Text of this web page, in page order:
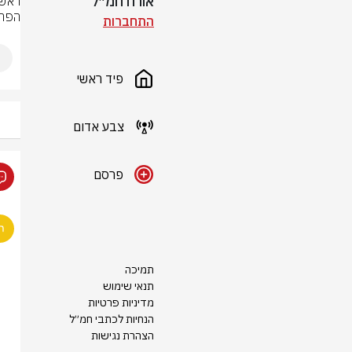
התחברות
פיד ראשי
צבע אדום
פרסם
תמיכה
תנאי שימוש
מדיניות פרטיות
הנחיות לכתבי חמ״ל
הצהרת נגישות